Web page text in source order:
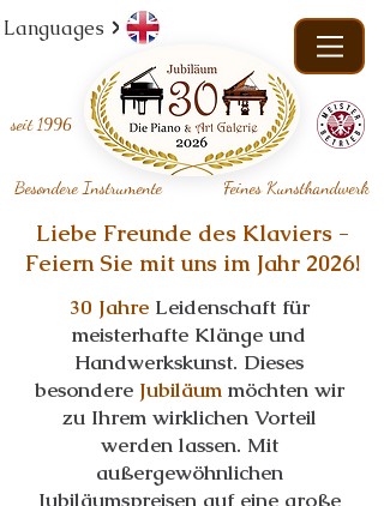
Languages
seit 1996
Besondere Instrumente Feines Kunsthandwerk
Liebe Freunde des Klaviers -
Feiern Sie mit uns im Jahr 2026!
30 Jahre Leidenschaft für
meisterhafte Klänge und
Handwerkskunst. Dieses
besondere Jubiläum möchten wir
zu Ihrem wirklichen Vorteil
werden lassen. Mit
außergewöhnlichen
Jubiläumspreisen auf eine große